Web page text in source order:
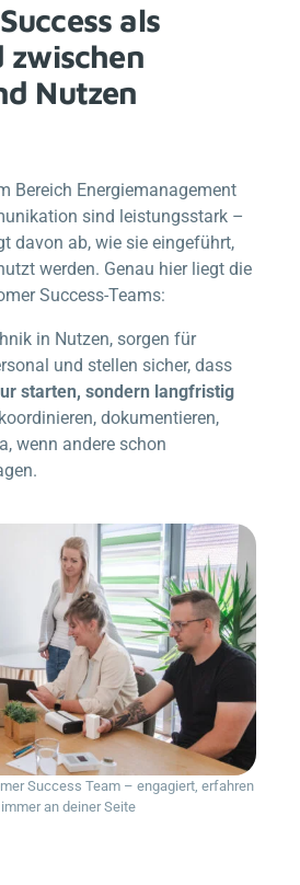
als
zwischen
Nutzen
Bereich Energiemanagement
sind leistungsstark –
davon ab, wie sie eingeführt,
werden. Genau hier liegt die
Success-Teams:
in Nutzen, sorgen für
und stellen sicher, dass
starten, sondern langfristig
dokumentieren,
wenn andere schon
Success Team – engagiert, erfahren
an deiner Seite